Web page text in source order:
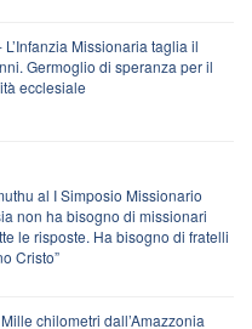
Missionaria taglia il
Germoglio di speranza per il
ecclesiale
al I Simposio Missionario
non ha bisogno di missionari
le risposte. Ha bisogno di fratelli
Cristo”
chilometri dall’Amazzonia